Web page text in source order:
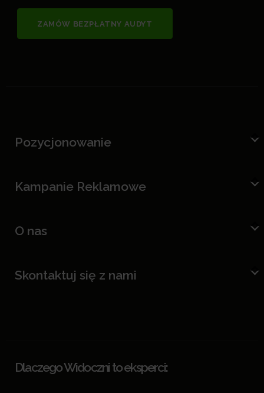
ZAMÓW BEZPŁATNY AUDYT
Pozycjonowanie
Kampanie Reklamowe
O nas
Skontaktuj się z nami
Dlaczego Widoczni to eksperci: